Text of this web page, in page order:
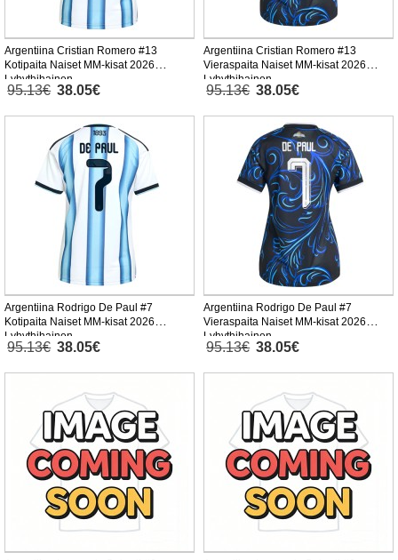
Argentiina Cristian Romero #13
Kotipaita Naiset MM-kisat 2026
Lyhythihainen
95.13€ 38.05€
Argentiina Cristian Romero #13
Vieraspaita Naiset MM-kisat 2026
Lyhythihainen
95.13€ 38.05€
Argentiina Rodrigo De Paul #7
Kotipaita Naiset MM-kisat 2026
Lyhythihainen
95.13€ 38.05€
Argentiina Rodrigo De Paul #7
Vieraspaita Naiset MM-kisat 2026
Lyhythihainen
95.13€ 38.05€